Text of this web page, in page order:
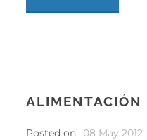
ALIMENTACIÓN
Posted on
08 May 2012